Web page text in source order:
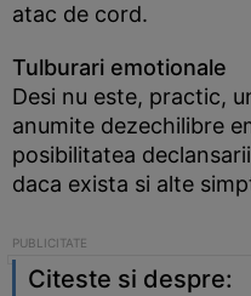
atac de cord.
Tulburari emotionale
Desi nu este, practic,
anumite dezechilibre
posibilitatea
daca exista si alte
Citeste si despre: